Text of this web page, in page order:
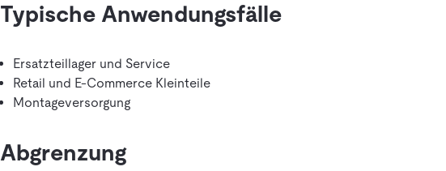
Typische Anwendungsfälle
Ersatzteillager und Service
Retail und E-Commerce Kleinteile
Montageversorgung
Abgrenzung